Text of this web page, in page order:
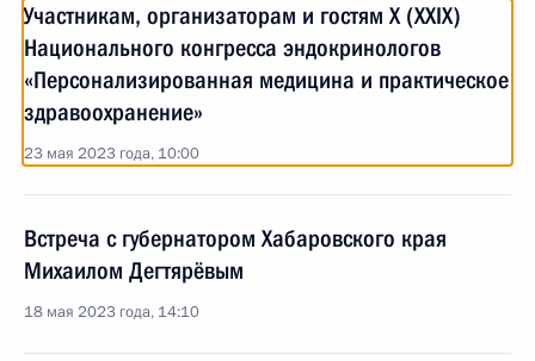
Участникам, организаторам и гостям X (XXIX)
Национального конгресса эндокринологов
«Персонализированная медицина и практическое
здравоохранение»
23 мая 2023 года, 10:00
Встреча с губернатором Хабаровского края
Михаилом Дегтярёвым
18 мая 2023 года, 14:10